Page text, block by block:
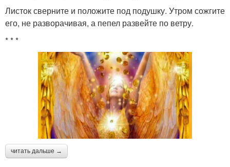
Листок сверните и положите под подушку. Утром сожгите
его, не разворачивая, а пепел развейте по ветру.
* * *
читать дальше →